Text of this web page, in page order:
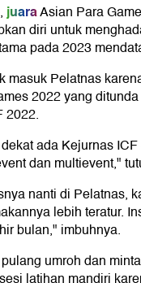
juaraAsian Para
diri untuk
pada 2023
masuk Pelatnas
2022 yang
2022.
ada Kejurnas
dan multievent,"
nanti di Pelatnas,
lebih teratur.
bulan," imbuhnya.
umroh dan